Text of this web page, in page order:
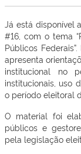
Já está disponível
#16, com o tema
Públicos
apresenta
institucional no
institucionais, uso
o período eleitoral
O material foi
públicos e
pela legislação